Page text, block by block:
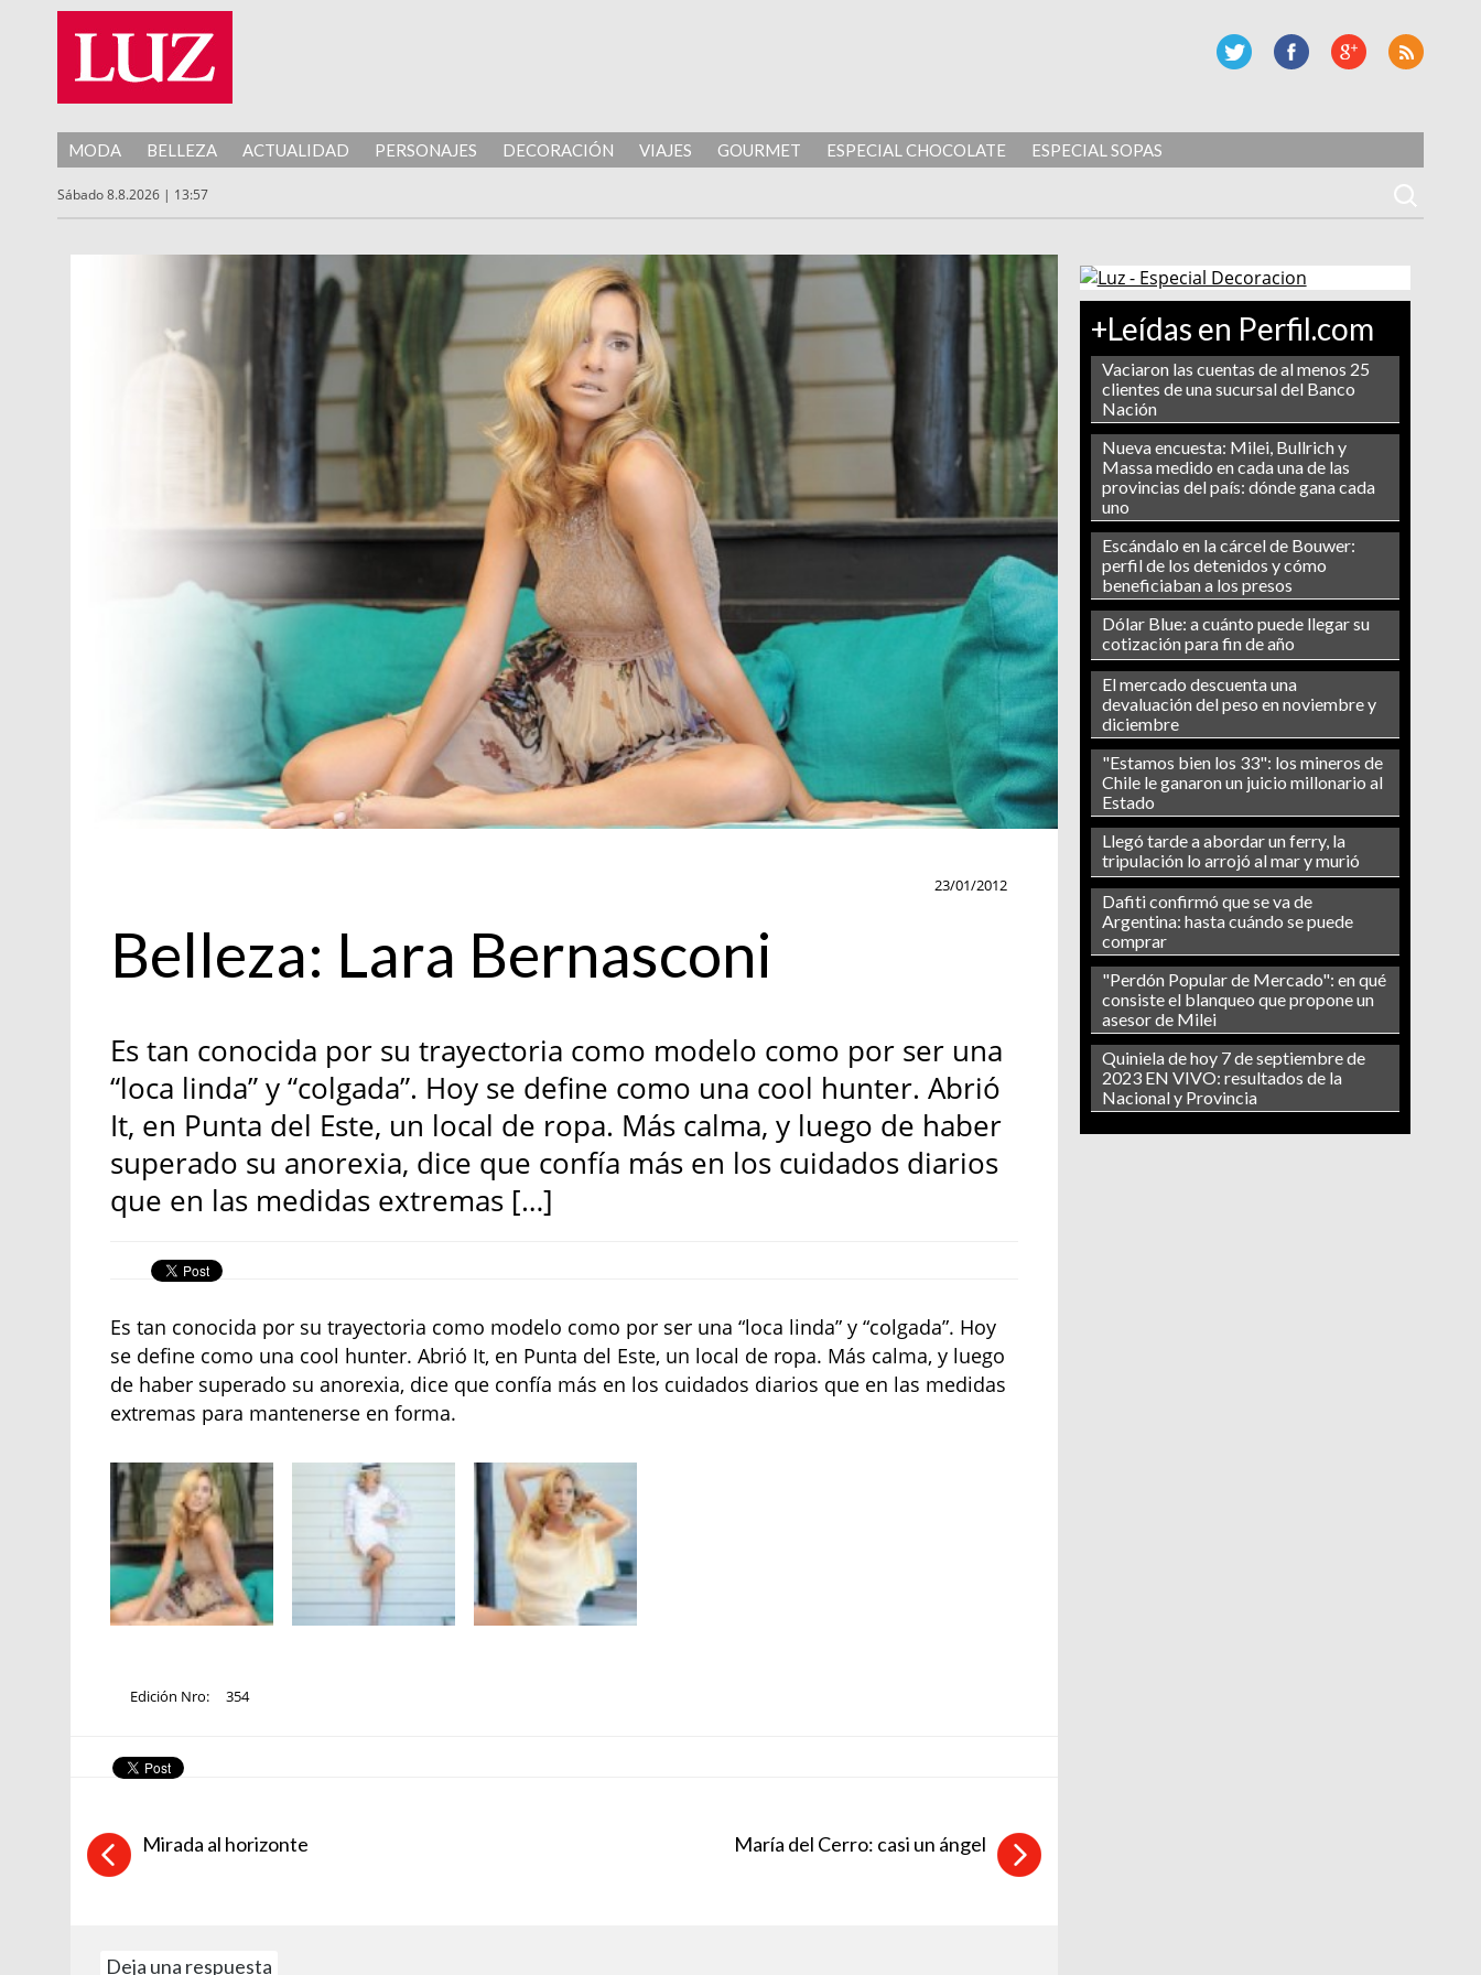
MODA BELLEZA ACTUALIDAD PERSONAJES DECORACIÓN VIAJES GOURMET ESPECIAL CHOCOLATE ESPECIAL SOPAS
Sábado 8.8.2026 | 13:57
+Leídas en Perfil.com
Vaciaron las cuentas de al menos 25
clientes de una sucursal del Banco
Nación
Nueva encuesta: Milei, Bullrich y
Massa medido en cada una de las
provincias del país: dónde gana cada
uno
Escándalo en la cárcel de Bouwer:
perfil de los detenidos y cómo
beneficiaban a los presos
Dólar Blue: a cuánto puede llegar su
cotización para fin de año
El mercado descuenta una
devaluación del peso en noviembre y
diciembre
"Estamos bien los 33": los mineros de
Chile le ganaron un juicio millonario al
Estado
Llegó tarde a abordar un ferry, la
tripulación lo arrojó al mar y murió
Dafiti confirmó que se va de
Argentina: hasta cuándo se puede
comprar
"Perdón Popular de Mercado": en qué
consiste el blanqueo que propone un
asesor de Milei
Quiniela de hoy 7 de septiembre de
2023 EN VIVO: resultados de la
Nacional y Provincia
23/01/2012
Belleza: Lara Bernasconi
Es tan conocida por su trayectoria como modelo como por ser una
“loca linda” y “colgada”. Hoy se define como una cool hunter. Abrió
It, en Punta del Este, un local de ropa. Más calma, y luego de haber
superado su anorexia, dice que confía más en los cuidados diarios
que en las medidas extremas […]
Es tan conocida por su trayectoria como modelo como por ser una “loca linda” y “colgada”. Hoy
se define como una cool hunter. Abrió It, en Punta del Este, un local de ropa. Más calma, y luego
de haber superado su anorexia, dice que confía más en los cuidados diarios que en las medidas
extremas para mantenerse en forma.
Edición Nro: 354
Mirada al horizonte María del Cerro: casi un ángel
Deja una respuesta